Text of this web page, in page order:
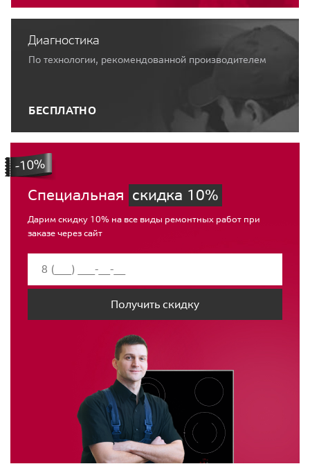
Диагностика
По технологии, рекомендованной производителем
БЕСПЛАТНО
Специальная скидка 10%
Дарим скидку 10% на все виды ремонтных работ при
заказе через сайт
Получить скидку